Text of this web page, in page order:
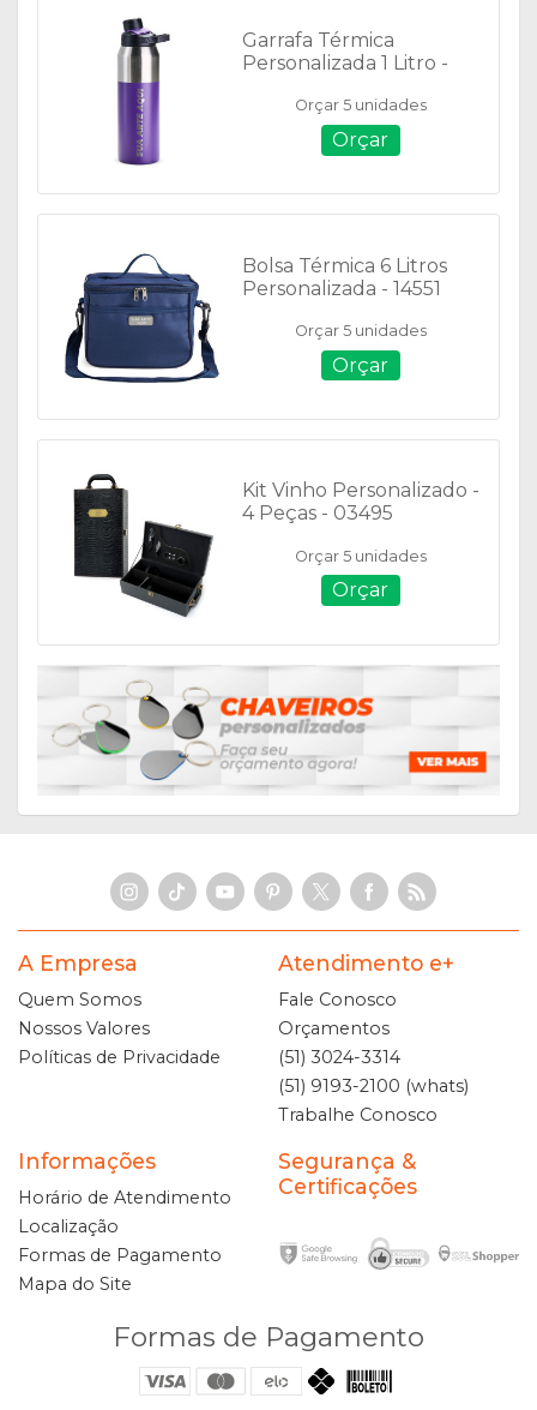
Garrafa Térmica
Personalizada 1 Litro -
Orçar 5 unidades
Orçar
Bolsa Térmica 6 Litros
Personalizada - 14551
Orçar 5 unidades
Orçar
Kit Vinho Personalizado -
4 Peças - 03495
Orçar 5 unidades
Orçar
A Empresa
Quem Somos
Nossos Valores
Políticas de Privacidade
Atendimento e+
Fale Conosco
Orçamentos
(51) 3024-3314
(51) 9193-2100 (whats)
Trabalhe Conosco
Informações
Horário de Atendimento
Localização
Formas de Pagamento
Mapa do Site
Segurança &
Certificações
Formas de Pagamento